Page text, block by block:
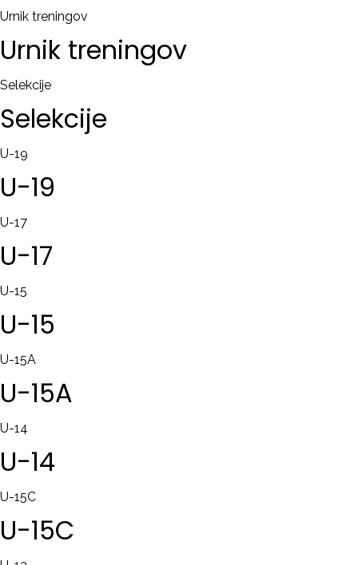
Urnik treningov
Urnik treningov
Selekcije
Selekcije
U-19
U-19
U-17
U-17
U-15
U-15
U-15A
U-15A
U-14
U-14
U-15C
U-15C
/